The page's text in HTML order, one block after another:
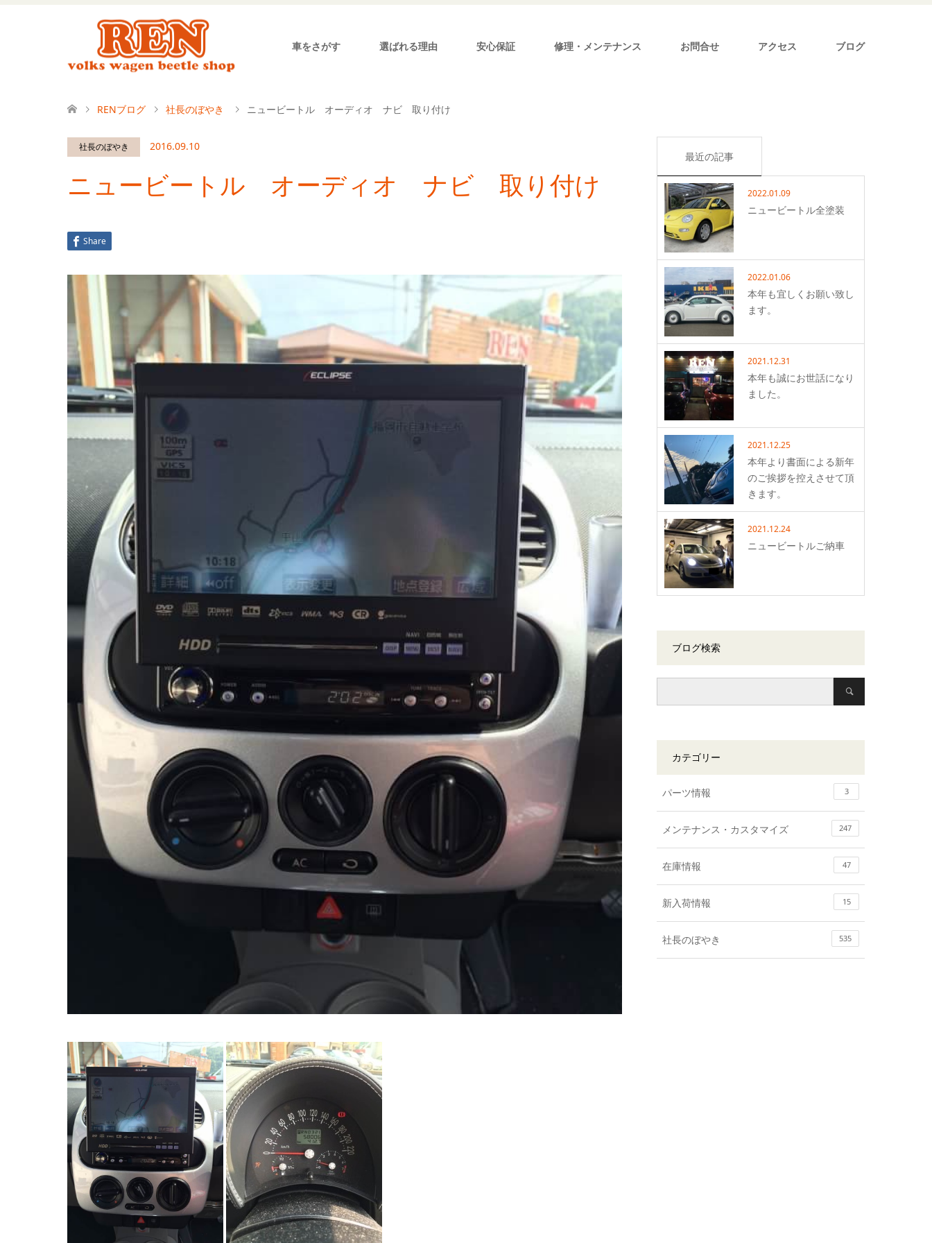
車をさがす 選ばれる理由 安心保証 修理・メンテナンス お問合せ アクセス ブログ
RENブログ 社長のぼやき ニュービートル オーディオ ナビ 取り付け
社長のぼやき 2016.09.10
ニュービートル オーディオ ナビ 取り付け
Share
最近の記事
2022.01.09
ニュービートル全塗装
2022.01.06
本年も宜しくお願い致し
ます。
2021.12.31
本年も誠にお世話になり
ました。
2021.12.25
本年より書面による新年
のご挨拶を控えさせて頂
きます。
2021.12.24
ニュービートルご納車
ブログ検索
カテゴリー
パーツ情報 3
メンテナンス・カスタマイズ 247
在庫情報 47
新入荷情報 15
社長のぼやき 535